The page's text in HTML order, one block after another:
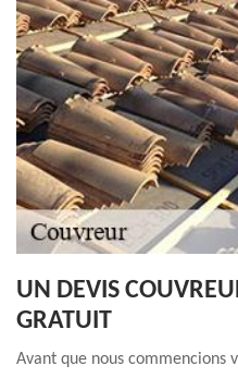
UN DEVIS
GRATUIT
Avant que nous commencions